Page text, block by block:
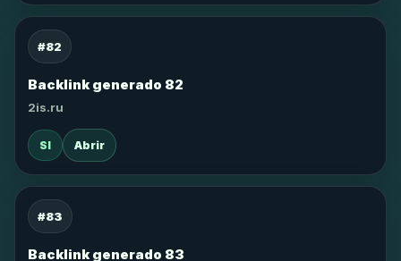
#82
Backlink generado 82
2is.ru
SI Abrir
#83
Backlink generado 83